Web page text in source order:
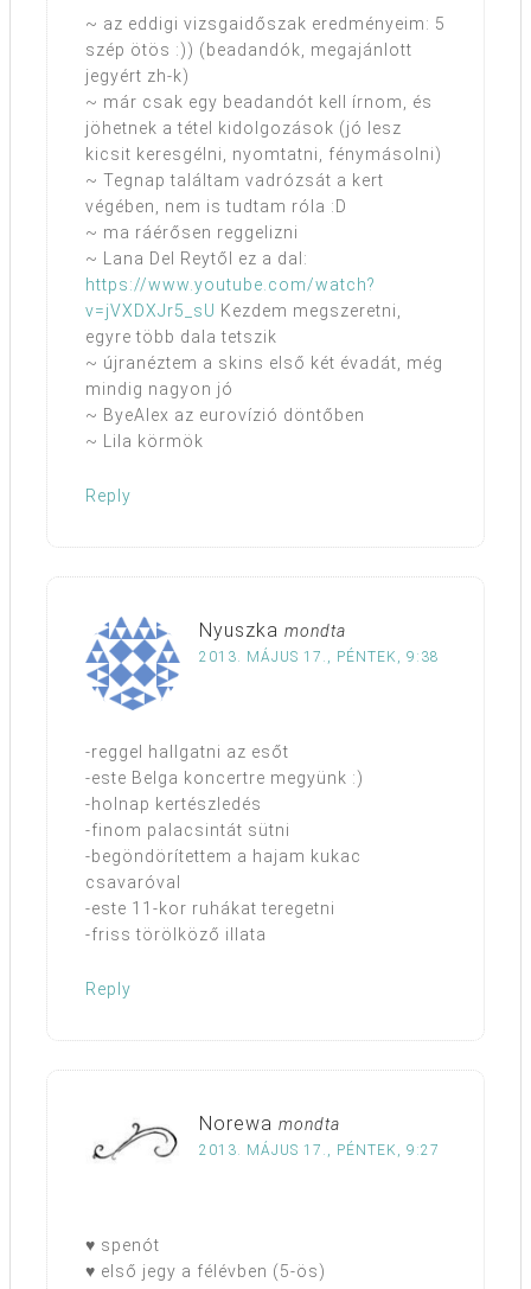
~ az eddigi vizsgaidőszak eredményeim: 5
szép ötös :)) (beadandók, megajánlott
jegyért zh-k)
~ már csak egy beadandót kell írnom, és
jöhetnek a tétel kidolgozások (jó lesz
kicsit keresgélni, nyomtatni, fénymásolni)
~ Tegnap találtam vadrózsát a kert
végében, nem is tudtam róla :D
~ ma ráérősen reggelizni
~ Lana Del Reytől ez a dal:
https://www.youtube.com/watch?
v=jVXDXJr5_sU Kezdem megszeretni,
egyre több dala tetszik
~ újranéztem a skins első két évadát, még
mindig nagyon jó
~ ByeAlex az eurovízió döntőben
~ Lila körmök
Reply
Nyuszka mondta
2013. MÁJUS 17., PÉNTEK, 9:38
-reggel hallgatni az esőt
-este Belga koncertre megyünk :)
-holnap kertészledés
-finom palacsintát sütni
-begöndörítettem a hajam kukac
csavaróval
-este 11-kor ruhákat teregetni
-friss törölköző illata
Reply
Norewa mondta
2013. MÁJUS 17., PÉNTEK, 9:27
♥ spenót
♥ első jegy a félévben (5-ös)